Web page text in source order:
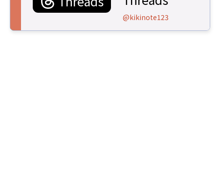
@kikinote123